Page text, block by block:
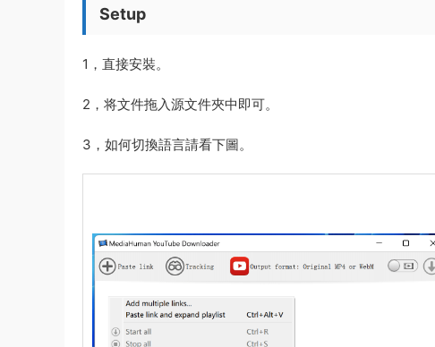
Setup
1，直接安裝。
2，将文件拖入源文件夾中即可。
3，如何切換語言請看下圖。